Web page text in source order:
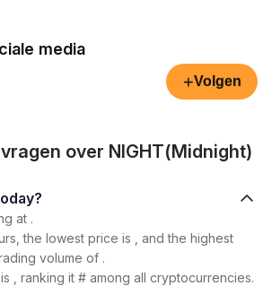
media
+Volgen
over NIGHT(Midnight)
much is today?
at .
the lowest price is , and the highest
volume of .
, ranking it # among all cryptocurrencies.